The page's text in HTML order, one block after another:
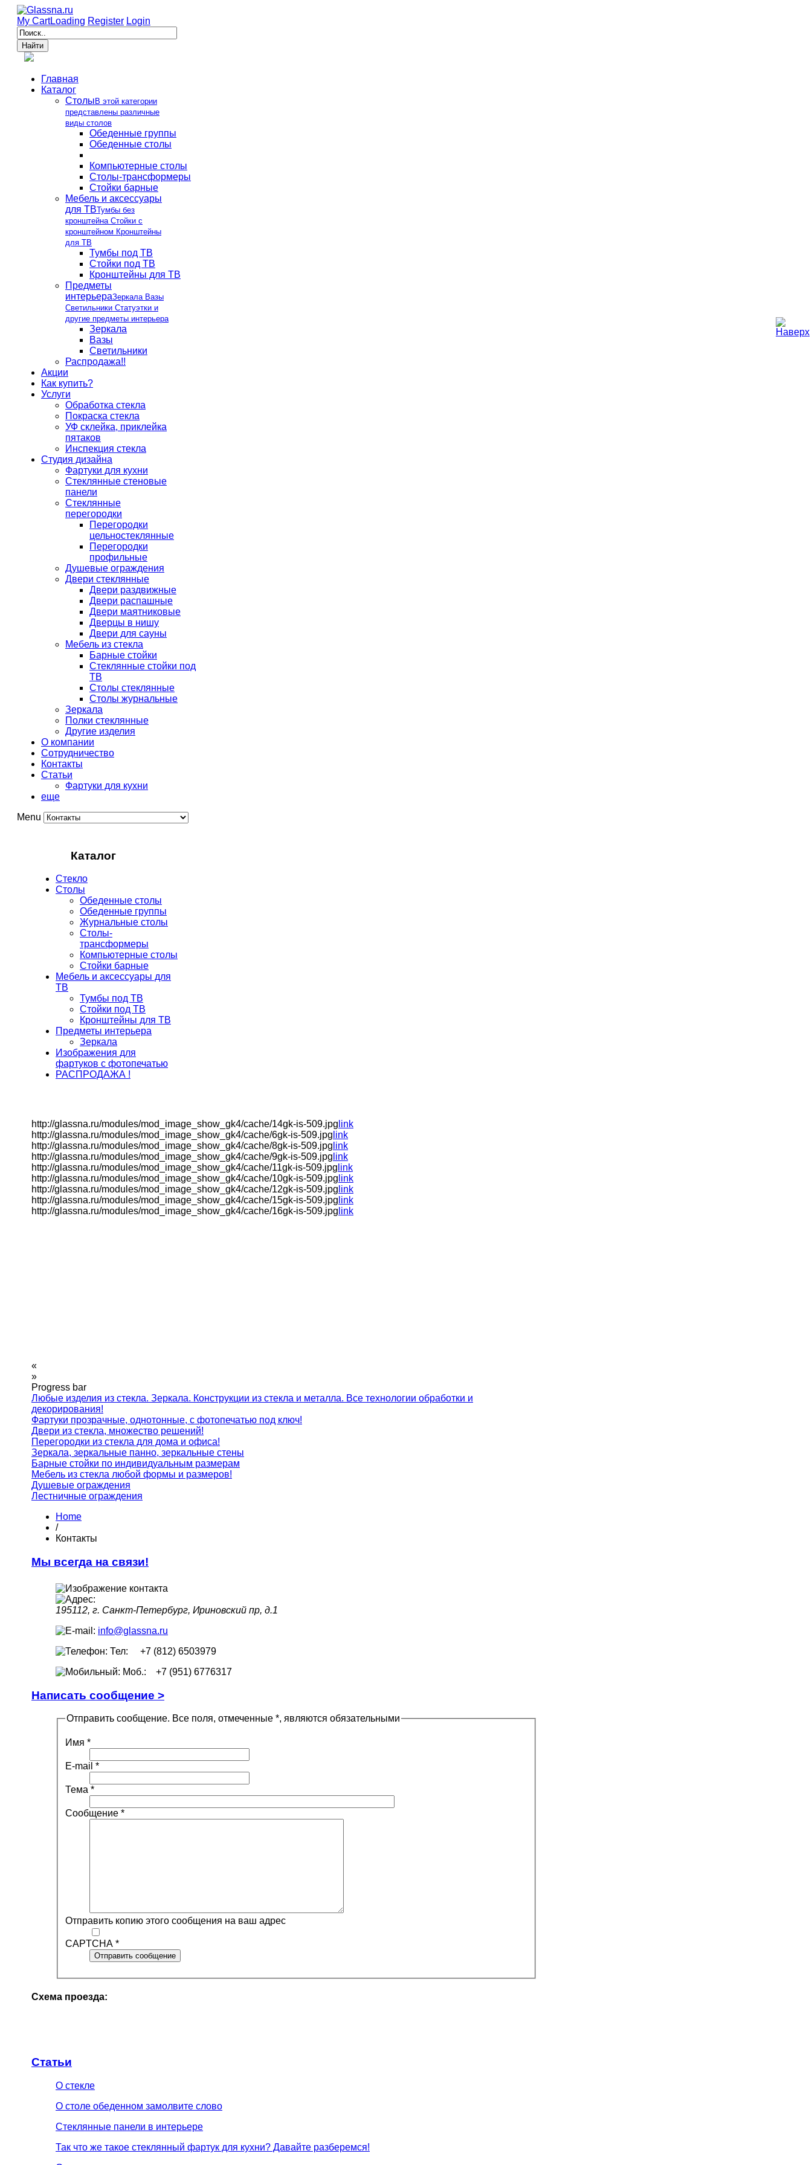
My CartLoading Register Login
Главная
Каталог
Столы В этой категории
представлены различные
виды столов
Обеденные группы
Обеденные столы
Компьютерные столы
Столы-трансформеры
Стойки барные
Мебель и аксессуары
для ТВТумбы без
кронштейна Стойки с
кронштейном Кронштейны
для ТВ
Тумбы под ТВ
Стойки под ТВ
Кронштейны для ТВ
Предметы
интерьераЗеркала Вазы
Светильники Статуэтки и
другие предметы интерьера
Зеркала
Вазы
Светильники
Распродажа!!
Акции
Как купить?
Услуги
Обработка стекла
Покраска стекла
УФ склейка, приклейка
пятаков
Инспекция стекла
Студия дизайна
Фартуки для кухни
Стеклянные стеновые
панели
Стеклянные
перегородки
Перегородки
цельностеклянные
Перегородки
профильные
Душевые ограждения
Двери стеклянные
Двери раздвижные
Двери распашные
Двери маятниковые
Дверцы в нишу
Двери для сауны
Мебель из стекла
Барные стойки
Стеклянные стойки под
ТВ
Столы стеклянные
Столы журнальные
Зеркала
Полки стеклянные
Другие изделия
О компании
Сотрудничество
Контакты
Статьи
Фартуки для кухни
еще
Menu
Каталог
Стекло
Столы
Обеденные столы
Обеденные группы
Журнальные столы
Столы-
трансформеры
Компьютерные столы
Стойки барные
Мебель и аксессуары для
ТВ
Тумбы под ТВ
Стойки под ТВ
Кронштейны для ТВ
Предметы интерьера
Зеркала
Изображения для
фартуков с фотопечатью
РАСПРОДАЖА !
http://glassna.ru/modules/mod_image_show_gk4/cache/14gk-is-509.jpg link
http://glassna.ru/modules/mod_image_show_gk4/cache/6gk-is-509.jpg link
http://glassna.ru/modules/mod_image_show_gk4/cache/8gk-is-509.jpg link
http://glassna.ru/modules/mod_image_show_gk4/cache/9gk-is-509.jpg link
http://glassna.ru/modules/mod_image_show_gk4/cache/11gk-is-509.jpg link
http://glassna.ru/modules/mod_image_show_gk4/cache/10gk-is-509.jpg link
http://glassna.ru/modules/mod_image_show_gk4/cache/12gk-is-509.jpg link
http://glassna.ru/modules/mod_image_show_gk4/cache/15gk-is-509.jpg link
http://glassna.ru/modules/mod_image_show_gk4/cache/16gk-is-509.jpg link
«
»
Progress bar
Любые изделия из стекла. Зеркала. Конструкции из стекла и металла. Все технологии обработки и
декорирования!
Фартуки прозрачные, однотонные, с фотопечатью под ключ!
Двери из стекла, множество решений!
Перегородки из стекла для дома и офиса!
Зеркала, зеркальные панно, зеркальные стены
Барные стойки по индивидуальным размерам
Мебель из стекла любой формы и размеров!
Душевые ограждения
Лестничные ограждения
Home
/
Контакты
Мы всегда на связи!
195112, г. Санкт-Петербург, Ириновский пр, д.1
info@glassna.ru
Тел: +7 (812) 6503979
Моб.: +7 (951) 6776317
Написать сообщение >
Отправить сообщение. Все поля, отмеченные *, являются обязательными
Имя *
E-mail *
Тема *
Сообщение *
Отправить копию этого сообщения на ваш адрес
CAPTCHA *
Отправить сообщение
Схема проезда:
Статьи
О стекле
О столе обеденном замолвите слово
Стеклянные панели в интерьере
Так что же такое стеклянный фартук для кухни? Давайте разберемся!